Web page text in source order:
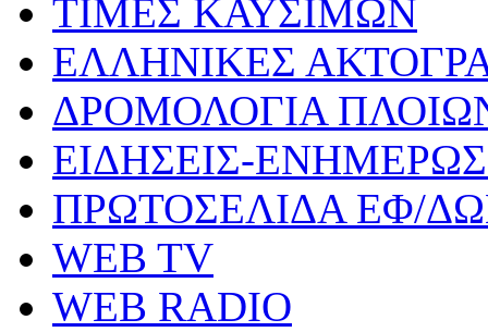
ΤΙΜΕΣ ΚΑΥΣΙΜΩΝ
ΕΛΛΗΝΙΚΕΣ
ΔΡΟΜΟΛΟΓΙΑ
ΕΙΔΗΣΕΙΣ-
ΠΡΩΤΟΣΕΛΙΔΑ ΕΦ/
WEB TV
WEB RADIO